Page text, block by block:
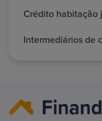
Crédito habitação
Intermediários de